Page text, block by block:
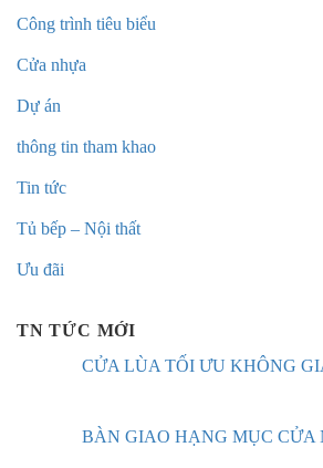
Công trình tiêu biểu
Cửa nhựa
Dự án
thông tin tham khao
Tin tức
Tủ bếp – Nội thất
Ưu đãi
TN TỨC MỚI
CỬA LÙA TỐI ƯU KHÔNG
BÀN GIAO HẠNG MỤC CỬA